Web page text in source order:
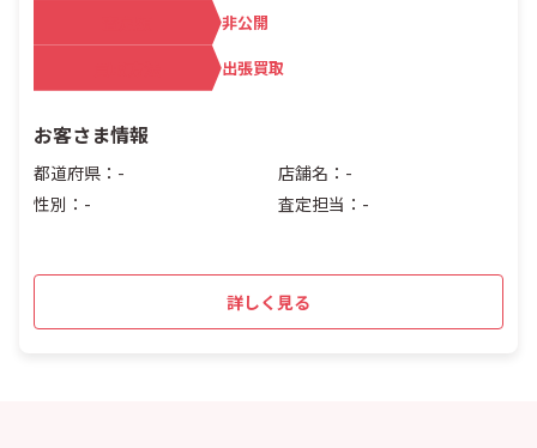
非公開
出張買取
お客さま情報
都道府県：-
店舗名：-
性別：-
査定担当：-
詳しく見る